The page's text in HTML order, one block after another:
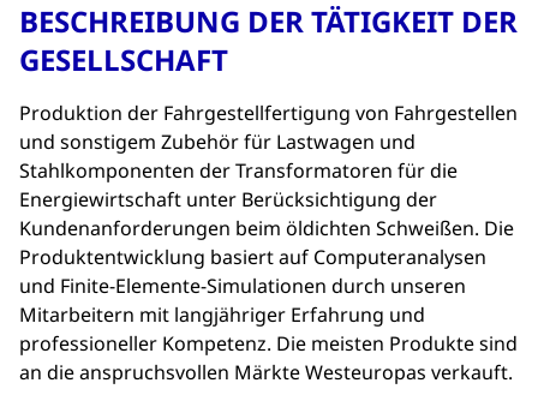
BESCHREIBUNG DER TÄTIGKEIT DER
GESELLSCHAFT
Produktion der Fahrgestellfertigung von Fahrgestellen
und sonstigem Zubehör für Lastwagen und
Stahlkomponenten der Transformatoren für die
Energiewirtschaft unter Berücksichtigung der
Kundenanforderungen beim öldichten Schweißen. Die
Produktentwicklung basiert auf Computeranalysen
und Finite-Elemente-Simulationen durch unseren
Mitarbeitern mit langjähriger Erfahrung und
professioneller Kompetenz. Die meisten Produkte sind
an die anspruchsvollen Märkte Westeuropas verkauft.